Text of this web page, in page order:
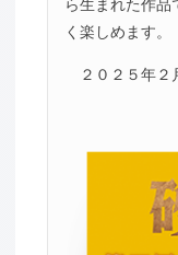
ら生まれた作品
く楽しめます。
２０２５年２